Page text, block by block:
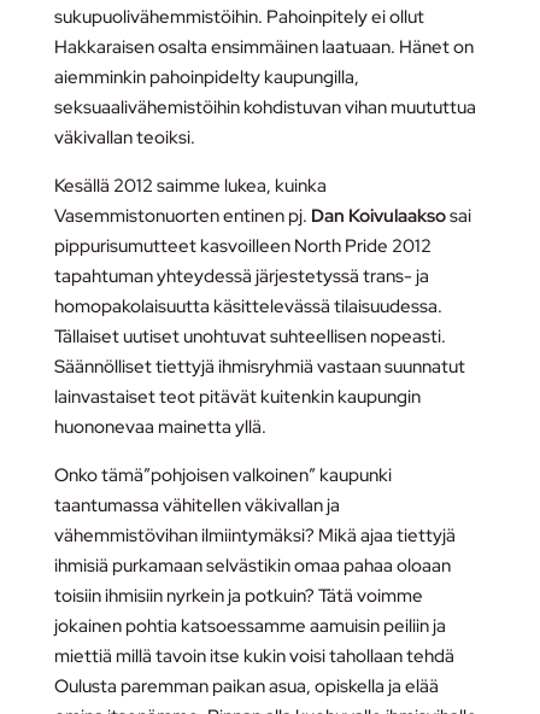
sukupuolivähemmistöihin. Pahoinpitely ei ollut
Hakkaraisen osalta ensimmäinen laatuaan. Hänet on
aiemminkin pahoinpidelty kaupungilla,
seksuaalivähemistöihin kohdistuvan vihan muututtua
väkivallan teoiksi.
Kesällä 2012 saimme lukea, kuinka
Vasemmistonuorten entinen pj. Dan Koivulaaksosai
pippurisumutteet kasvoilleen North Pride 2012
tapahtuman yhteydessä järjestetyssä trans- ja
homopakolaisuutta käsittelevässä tilaisuudessa.
Tällaiset uutiset unohtuvat suhteellisen nopeasti.
Säännölliset tiettyjä ihmisryhmiä vastaan suunnatut
lainvastaiset teot pitävät kuitenkin kaupungin
huononevaa mainetta yllä.
Onko tämä”pohjoisen valkoinen” kaupunki
taantumassa vähitellen väkivallan ja
vähemmistövihan ilmiintymäksi? Mikä ajaa tiettyjä
ihmisiä purkamaan selvästikin omaa pahaa oloaan
toisiin ihmisiin nyrkein ja potkuin? Tätä voimme
jokainen pohtia katsoessamme aamuisin peiliin ja
miettiä millä tavoin itse kukin voisi tahollaan tehdä
Oulusta paremman paikan asua, opiskella ja elää